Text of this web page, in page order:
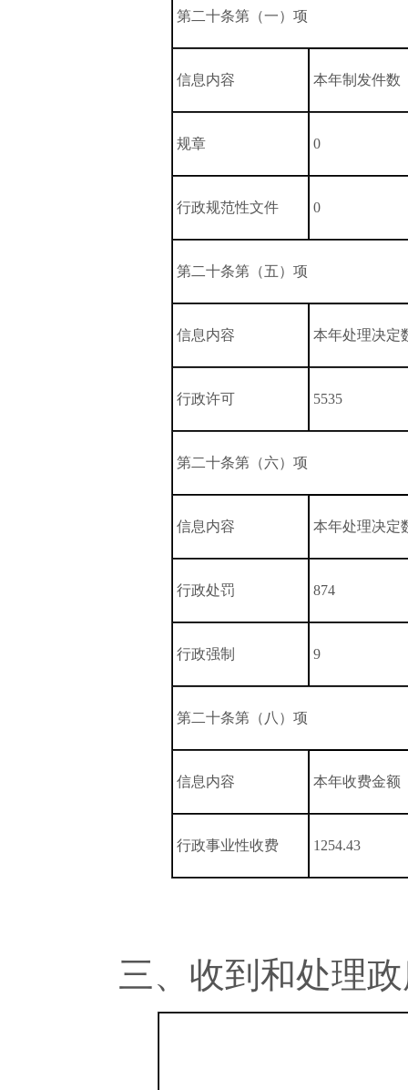
第二十条第（一）项
信息内容 本年制发件数
规章 0
行政规范性文件 0
第二十条第（五）项
信息内容 本年处理决定
行政许可 5535
第二十条第（六）项
信息内容 本年处理决定
行政处罚 874
行政强制 9
第二十条第（八）项
信息内容 本年收费金额
行政事业性收费 1254.43
三、收到和处理